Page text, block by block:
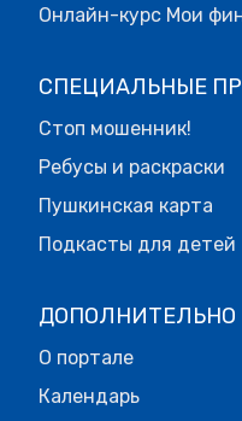
Онлайн-курс Мои
СПЕЦИАЛЬНЫЕ
Стоп мошенник!
Ребусы и раскраски
Пушкинская карта
Подкасты для детей
ДОПОЛНИТЕЛЬНО
О портале
Календарь